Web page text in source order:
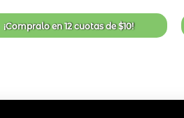
de
deseos
¡Compralo en12 cuotasde$10!